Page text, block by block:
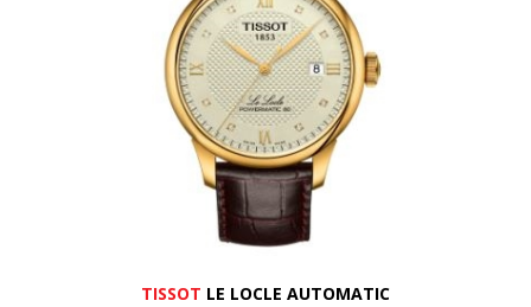
TISSOT LE LOCLE AUTOMATIC